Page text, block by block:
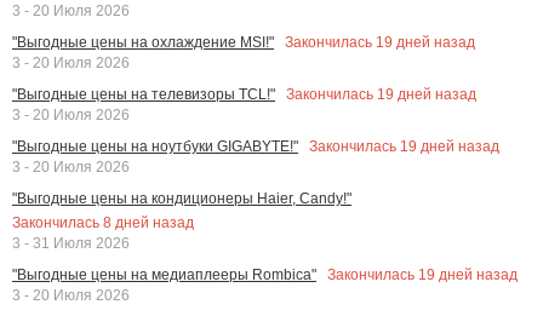
3 - 20 Июля 2026
"Выгодные цены на охлаждение MSI!"
Закончилась 19 дней назад
3 - 20 Июля 2026
"Выгодные цены на телевизоры TCL!"
Закончилась 19 дней назад
3 - 20 Июля 2026
"Выгодные цены на ноутбуки GIGABYTE!"
Закончилась 19 дней назад
3 - 20 Июля 2026
"Выгодные цены на кондиционеры Haier, Candy!"
Закончилась 8 дней назад
3 - 31 Июля 2026
"Выгодные цены на медиаплееры Rombica"
Закончилась 19 дней назад
3 - 20 Июля 2026